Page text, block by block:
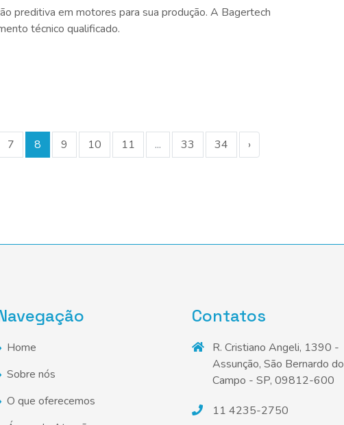
preditiva em motores para sua produção. A Bagertech
técnico qualificado.
7 8 9 10 11 ... 33 34 ›
Home
Sobre nós
O que oferecemos
Contatos
R. Cristiano Angeli, 1390 -
Assunção, São Bernardo do
Campo - SP, 09812-600
11 4235-2750